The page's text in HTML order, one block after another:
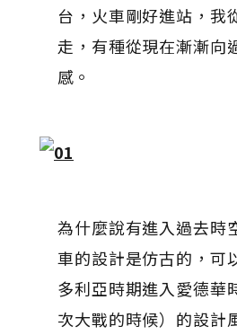
台，火車剛好進站，我
走，有種從現在漸漸向
感。
為什麼說有進入過去時
車的設計是仿古的，可
多利亞時期進入愛德華
次大戰的時候）的設計